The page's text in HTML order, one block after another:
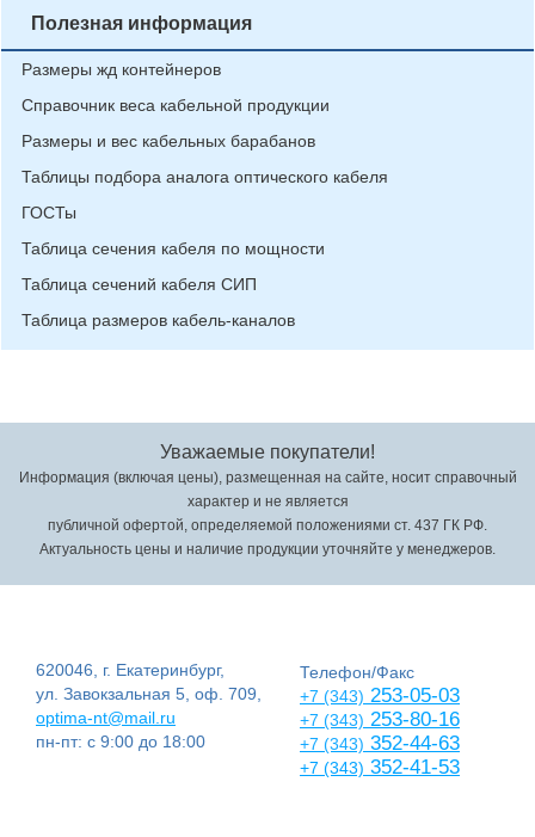
Полезная информация
Размеры жд контейнеров
Справочник веса кабельной продукции
Размеры и вес кабельных барабанов
Таблицы подбора аналога оптического кабеля
ГОСТы
Таблица сечения кабеля по мощности
Таблица сечений кабеля СИП
Таблица размеров кабель-каналов
Уважаемые покупатели!
Информация (включая цены), размещенная на сайте, носит справочный
характер и не является
публичной офертой, определяемой положениями ст. 437 ГК РФ.
Актуальность цены и наличие продукции уточняйте у менеджеров.
620046, г. Екатеринбург,
ул. Завокзальная 5, оф. 709,
optima-nt@mail.ru
пн-пт: с 9:00 до 18:00
Телефон/Факс
+7 (343) 253-05-03
+7 (343) 253-80-16
+7 (343) 352-44-63
+7 (343) 352-41-53